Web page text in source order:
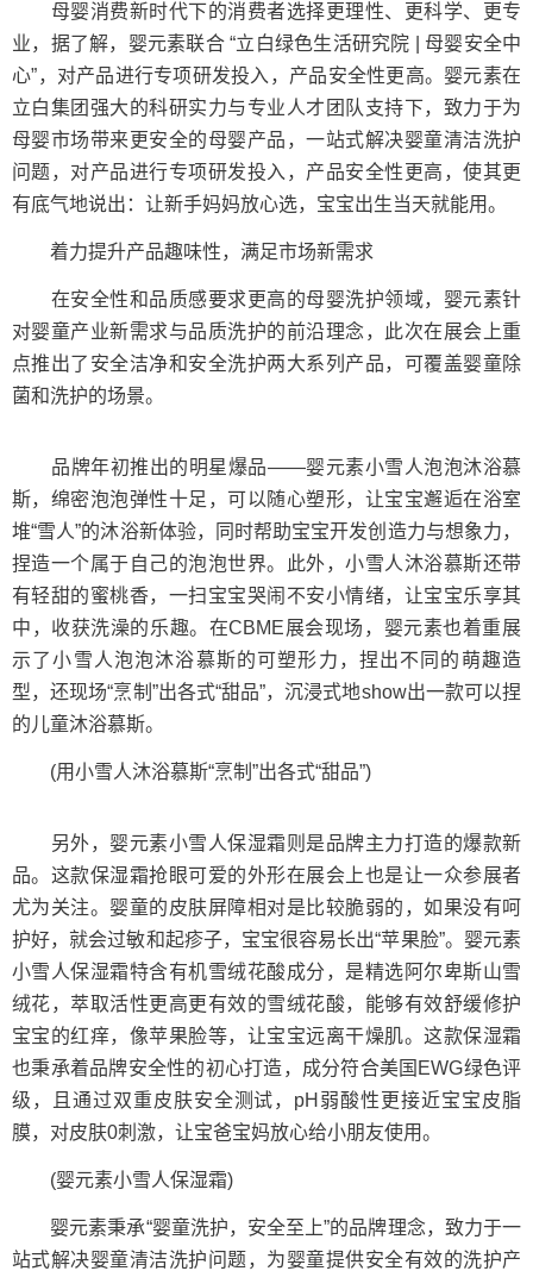
母婴消费新时代下的消费者选择更理性、更科学、更专
业，据了解，婴元素联合 “立白绿色生活研究院 | 母婴安全中
心”，对产品进行专项研发投入，产品安全性更高。婴元素在
立白集团强大的科研实力与专业人才团队支持下，致力于为
母婴市场带来更安全的母婴产品，一站式解决婴童清洁洗护
问题，对产品进行专项研发投入，产品安全性更高，使其更
有底气地说出：让新手妈妈放心选，宝宝出生当天就能用。
着力提升产品趣味性，满足市场新需求
在安全性和品质感要求更高的母婴洗护领域，婴元素针
对婴童产业新需求与品质洗护的前沿理念，此次在展会上重
点推出了安全洁净和安全洗护两大系列产品，可覆盖婴童除
菌和洗护的场景。
品牌年初推出的明星爆品——婴元素小雪人泡泡沐浴慕
斯，绵密泡泡弹性十足，可以随心塑形，让宝宝邂逅在浴室
堆“雪人”的沐浴新体验，同时帮助宝宝开发创造力与想象力，
捏造一个属于自己的泡泡世界。此外，小雪人沐浴慕斯还带
有轻甜的蜜桃香，一扫宝宝哭闹不安小情绪，让宝宝乐享其
中，收获洗澡的乐趣。在CBME展会现场，婴元素也着重展
示了小雪人泡泡沐浴慕斯的可塑形力，捏出不同的萌趣造
型，还现场“烹制”出各式“甜品”，沉浸式地show出一款可以捏
的儿童沐浴慕斯。
(用小雪人沐浴慕斯“烹制”出各式“甜品”)
另外，婴元素小雪人保湿霜则是品牌主力打造的爆款新
品。这款保湿霜抢眼可爱的外形在展会上也是让一众参展者
尤为关注。婴童的皮肤屏障相对是比较脆弱的，如果没有呵
护好，就会过敏和起疹子，宝宝很容易长出“苹果脸”。婴元素
小雪人保湿霜特含有机雪绒花酸成分，是精选阿尔卑斯山雪
绒花，萃取活性更高更有效的雪绒花酸，能够有效舒缓修护
宝宝的红痒，像苹果脸等，让宝宝远离干燥肌。这款保湿霜
也秉承着品牌安全性的初心打造，成分符合美国EWG绿色评
级，且通过双重皮肤安全测试，pH弱酸性更接近宝宝皮脂
膜，对皮肤0刺激，让宝爸宝妈放心给小朋友使用。
(婴元素小雪人保湿霜)
婴元素秉承“婴童洗护，安全至上”的品牌理念，致力于一
站式解决婴童清洁洗护问题，为婴童提供安全有效的洗护产